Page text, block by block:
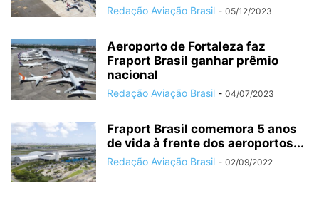
Redação Aviação Brasil - 05/12/2023
Aeroporto de Fortaleza faz
Fraport Brasil ganhar prêmio
nacional
Redação Aviação Brasil - 04/07/2023
Fraport Brasil comemora 5 anos
de vida à frente dos aeroportos...
Redação Aviação Brasil - 02/09/2022